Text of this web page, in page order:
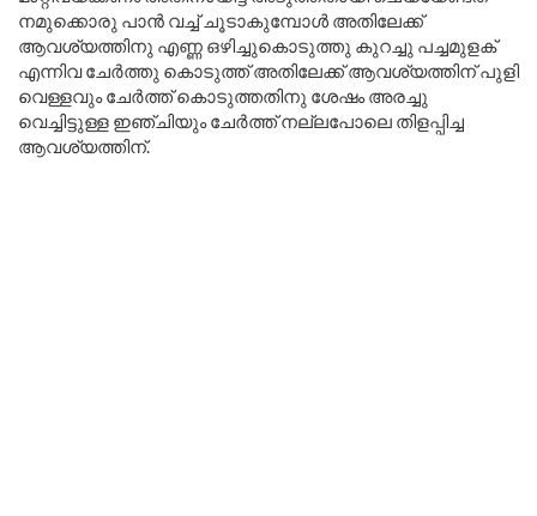
നമുക്കൊരു പാൻ വച്ച് ചൂടാകുമ്പോൾ അതിലേക്ക്
ആവശ്യത്തിനു എണ്ണ ഒഴിച്ചുകൊടുത്തു കുറച്ചു പച്ചമുളക്
എന്നിവ ചേർത്തു കൊടുത്ത് അതിലേക്ക് ആവശ്യത്തിന് പുളി
വെള്ളവും ചേർത്ത് കൊടുത്തതിനു ശേഷം അരച്ചു
വെച്ചിട്ടുള്ള ഇഞ്ചിയും ചേർത്ത് നല്ലപോലെ തിളപ്പിച്ച
ആവശ്യത്തിന്.